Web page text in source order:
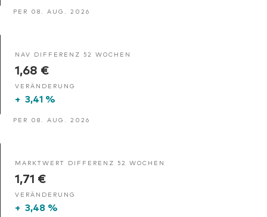
PER 08. AUG. 2026
NAV DIFFERENZ 52 WOCHEN
1,68 €
VERÄNDERUNG
+ 3,41 %
PER 08. AUG. 2026
MARKTWERT DIFFERENZ 52 WOCHEN
1,71 €
VERÄNDERUNG
+ 3,48 %